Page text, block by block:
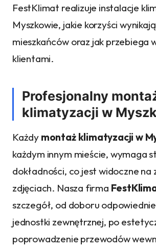
FestKlimat realizuje instalacje
Myszkowie, jakie korzyści
mieszkańców oraz jak przebiega
klientami.
Profesjonalny
klimatyzacji w
Każdy montaż klimatyzacji w
każdym innym mieście, wymaga
dokładności, co jest widoczne na
zdjęciach. Nasza firma
szczegół, od doboru
jednostki zewnętrznej, po
poprowadzenie przewodów